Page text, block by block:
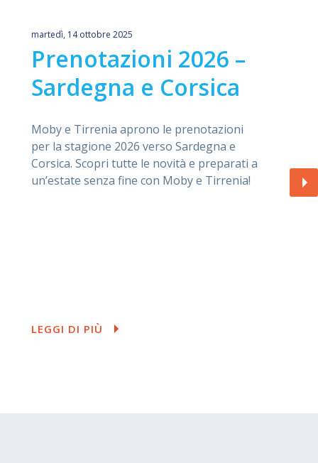
martedì, 14 ottobre 2025
Prenotazioni 2026 –
Sardegna e Corsica
Moby e Tirrenia aprono le prenotazioni
per la stagione 2026 verso Sardegna e
Corsica. Scopri tutte le novità e preparati a
un’estate senza fine con Moby e Tirrenia!
LEGGI DI PIÙ